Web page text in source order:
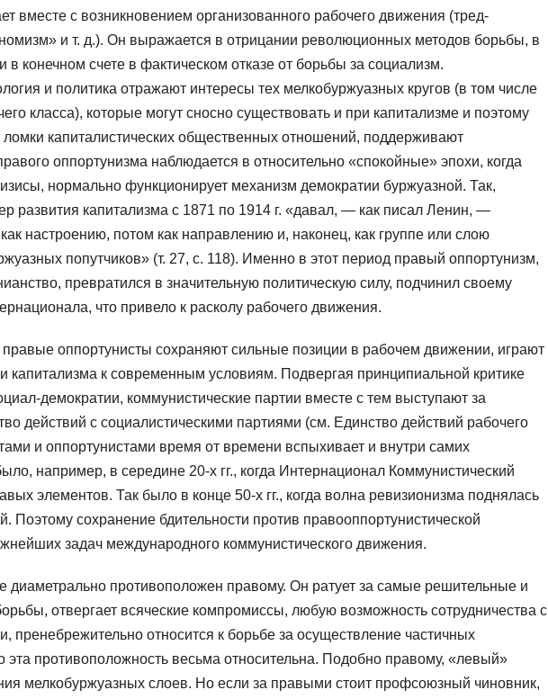
вместе с возникновением организованного рабочего движения (тред-
и т. д.). Он выражается в отрицании революционных методов борьбы, в
в конечном счете в фактическом отказе от борьбы за социализм.
и политика отражают интересы тех мелкобуржуазных кругов (в том числе
класса), которые могут сносно существовать и при капитализме и поэтому
капиталистических общественных отношений, поддерживают
оппортунизма наблюдается в относительно «спокойные» эпохи, когда
нормально функционирует механизм демократии буржуазной. Так,
развития капитализма с 1871 по 1914 г. «давал, — как писал Ленин, —
настроению, потом как направлению и, наконец, как группе или слою
попутчиков» (т. 27, с. 118). Именно в этот период правый оппортунизм,
превратился в значительную политическую силу, подчинил своему
что привело к расколу рабочего движения.
оппортунисты сохраняют сильные позиции в рабочем движении, играют
капитализма к современным условиям. Подвергая принципиальной критике
демократии, коммунистические партии вместе с тем выступают за
действий с социалистическими партиями (см. Единство действий рабочего
и оппортунистами время от времени вспыхивает и внутри самих
например, в середине 20‑х гг., когда Интернационал Коммунистический
элементов. Так было в конце 50‑х гг., когда волна ревизионизма поднялась
Поэтому сохранение бдительности против правооппортунистической
задач международного коммунистического движения.
диаметрально противоположен правому. Он ратует за самые решительные и
отвергает всяческие компромиссы, любую возможность сотрудничества с
пренебрежительно относится к борьбе за осуществление частичных
эта противоположность весьма относительна. Подобно правому, «левый»
мелкобуржуазных слоев. Но если за правыми стоит профсоюзный чиновник,